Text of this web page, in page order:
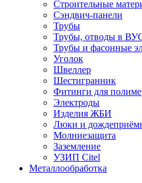
Строительные
Сэндвич-панели
Трубы
Трубы, отводы в
Трубы и фасонные
Уголок
Швеллер
Шестигранник
Фитинги для
Электроды
Изделия ЖБИ
Люки и
Молниезащита
Заземление
УЗИП Citel
Металлообработка